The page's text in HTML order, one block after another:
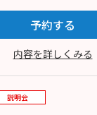
予約する
内容を詳しくみる
説明会